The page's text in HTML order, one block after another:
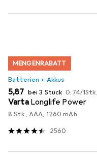
MENGENRABATT
Batterien + Akkus
EUR
5,87 bei 3 Stück EUR
0,74/1Stk.
Varta Longlife Power
8 Stk., AAA, 1260 mAh
2560